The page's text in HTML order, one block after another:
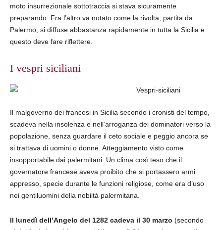
moto insurrezionale sottotraccia si stava sicuramente
preparando. Fra l’altro va notato come la rivolta, partita da
Palermo, si diffuse abbastanza rapidamente in tutta la Sicilia e
questo deve fare riflettere.
I vespri siciliani
Il malgoverno dei francesi in Sicilia secondo i cronisti del tempo,
scadeva nella insolenza e nell’arroganza dei dominatori verso la
popolazione, senza guardare il ceto sociale e peggio ancora se
si trattava di uomini o donne. Atteggiamento visto come
insopportabile dai palermitani. Un clima così teso che il
governatore francese aveva proibito che si portassero armi
appresso, specie durante le funzioni religiose, come era d’uso
nei gentiluomini della nobiltà palermitana.
Il lunedì dell’Angelo del 1282 cadeva il 30 marzo (secondo